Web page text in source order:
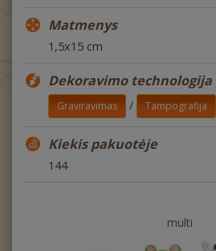
Matmenys
1,5x15 cm
Dekoravimo technologija
Graviravimas / Tampografija
Kiekis pakuotėje
144
multi